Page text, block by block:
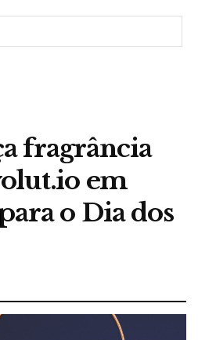
fragrância
em
o Dia dos